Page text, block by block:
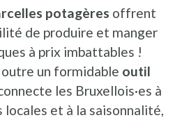
potagères offrent
de produire et manger
à prix imbattables !
un formidable outil
les Bruxellois·es à
et à la saisonnalité,